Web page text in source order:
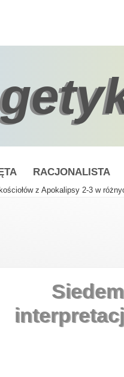
RACJONALISTA
z Apokalipsy 2-3 w